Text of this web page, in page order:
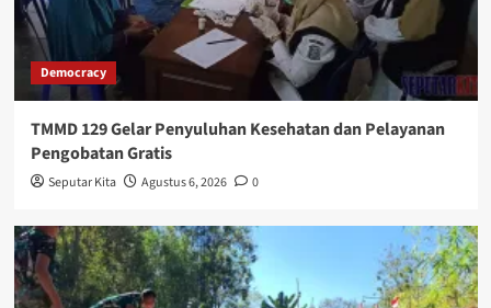
Democracy
TMMD 129 Gelar Penyuluhan Kesehatan dan Pelayanan
Pengobatan Gratis
Seputar Kita Agustus 6, 2026 0